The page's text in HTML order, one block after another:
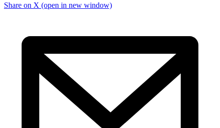
Share on X (open in new window)